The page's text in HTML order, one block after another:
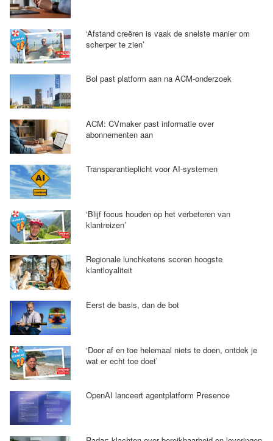
‘Afstand creëren is vaak de snelste manier om
scherper te zien’
Bol past platform aan na ACM-onderzoek
ACM: CVmaker past informatie over
abonnementen aan
Transparantieplicht voor AI-systemen
‘Blijf focus houden op het verbeteren van
klantreizen’
Regionale lunchketens scoren hoogste
klantloyaliteit
Eerst de basis, dan de bot
‘Door af en toe helemaal niets te doen, ontdek je
wat er echt toe doet’
OpenAI lanceert agentplatform Presence